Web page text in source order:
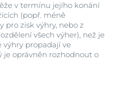
v termínu jejího konání
(popř. méně
pro zisk výhry, nebo z
všech výher), než je
výhry propadají ve
je oprávněn rozhodnout o